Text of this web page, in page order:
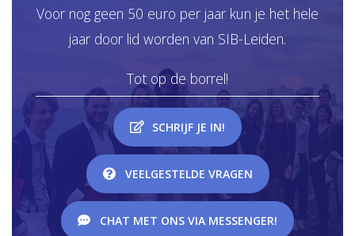
Voor nog geen 50 euro per jaar kun je het hele
jaar door lid worden van SIB-Leiden.
Tot op de borrel!
SCHRIJF JE IN!
VEELGESTELDE VRAGEN
CHAT MET ONS VIA MESSENGER!